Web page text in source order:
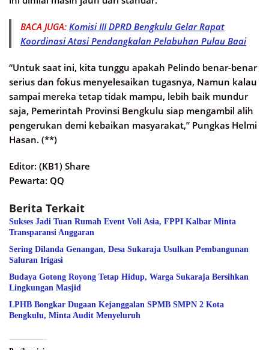
BACA JUGA: Komisi III DPRD Bengkulu Gelar Rapat
Koordinasi Atasi Pendangkalan Pelabuhan Pulau Baai
“Untuk saat ini, kita tunggu apakah Pelindo benar-benar
serius dan fokus menyelesaikan tugasnya, Namun kalau
sampai mereka tetap tidak mampu, lebih baik mundur
saja, Pemerintah Provinsi Bengkulu siap mengambil alih
pengerukan demi kebaikan masyarakat,” Pungkas Helmi
Hasan. (**)
Editor: (KB1) Share
Pewarta: QQ
Berita Terkait
Sukses Jadi Tuan Rumah Event Voli Asia, FPPI Kalbar Minta
Transparansi Anggaran
Sering Dilanda Genangan, Desa Sukaraja Usulkan Pembangunan
Saluran Irigasi
Budaya Gotong Royong Tetap Hidup, Warga Sukaraja Bersihkan
Lingkungan Masjid
LPHB Bongkar Dugaan Kejanggalan SPMB SMPN 2 Kota
Bengkulu, Minta Audit Menyeluruh